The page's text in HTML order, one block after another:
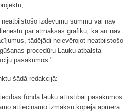
izdevumu summu vai nav
par atmaksas grafiku, kā arī nav
tādējādi neievērojot neatbilstošo
procedūru Lauku atbalsta
pasākumos."
šādā redakcijā:
fonda lauku attīstībai pasākumos
attiecināmo izmaksu kopējā apmērā